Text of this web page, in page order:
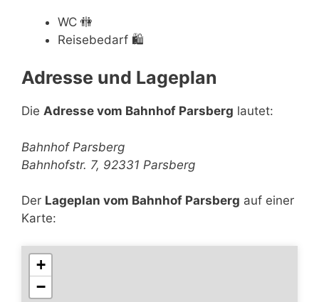
WC 🚻
Reisebedarf 🛍
Adresse und Lageplan
Die Adresse vom Bahnhof Parsberg lautet:
Bahnhof Parsberg
Bahnhofstr. 7, 92331 Parsberg
Der Lageplan vom Bahnhof Parsberg auf einer
Karte:
+
−